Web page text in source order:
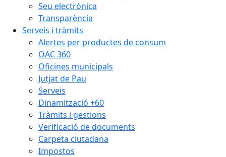
Seu electrònica
Transparència
Serveis i tràmits
Alertes per productes de consum
OAC 360
Oficines municipals
Jutjat de Pau
Serveis
Dinamització +60
Tràmits i gestions
Verificació de documents
Carpeta ciutadana
Impostos